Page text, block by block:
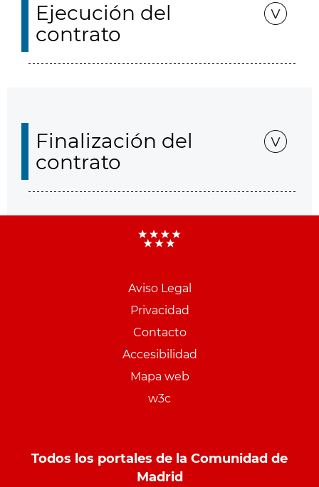
Ejecución del
contrato
Finalización del
contrato
Aviso Legal
Privacidad
Contacto
Accesibilidad
Mapa web
w3c
Todos los portales de la Comunidad de
Madrid